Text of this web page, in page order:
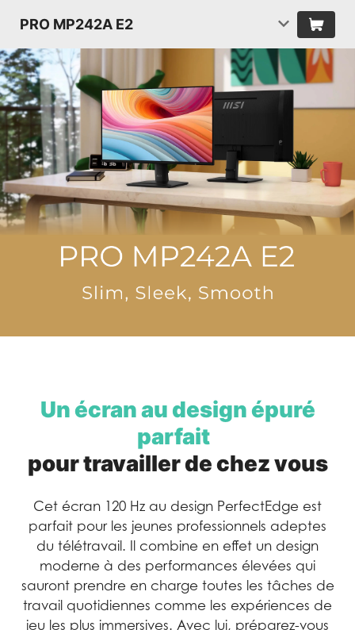
PRO MP242A E2
Un écran au design épuré
parfait
pour travailler de chez vous
Cet écran 120 Hz au design PerfectEdge est
parfait pour les jeunes professionnels adeptes
du télétravail. Il combine en effet un design
moderne à des performances élevées qui
sauront prendre en charge toutes les tâches de
travail quotidiennes comme les expériences de
jeu les plus immersives. Avec lui, préparez-vous